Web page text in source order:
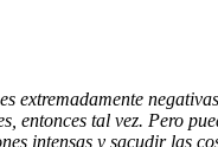
extremadamente
entonces tal vez. Pero
intensas y sacudir las